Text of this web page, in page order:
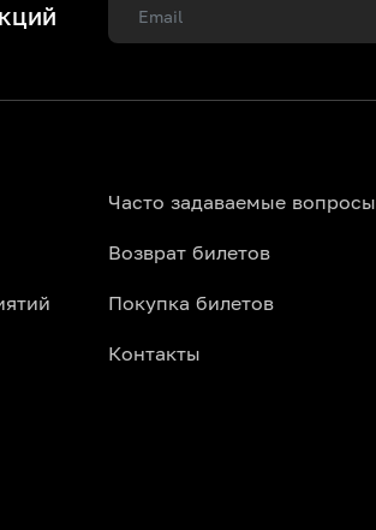
Часто задаваемые вопросы
Возврат билетов
Покупка билетов
Контакты